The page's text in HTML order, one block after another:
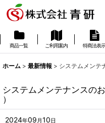
商品一覧 ご利用案内 特商法表
ホーム > 最新情報 > システムメンテ
システムメンテナンスの
）
2024年09 月10日